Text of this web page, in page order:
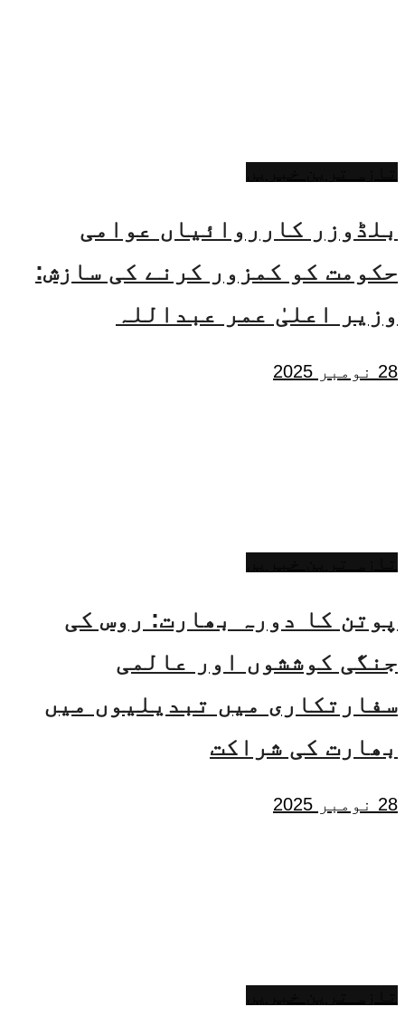
بلڈوزر کارروائیاں عوامی
حکومت کو کمزور کرنے کی سازش:
وزیر اعلیٰ عمر عبداللہ
28 نومبر 2025
پوتن کا دورہ بھارت: روس کی
جنگی کوششوں اور عالمی
سفارتکاری میں تبدیلیوں میں
بھارت کی شراکت
28 نومبر 2025